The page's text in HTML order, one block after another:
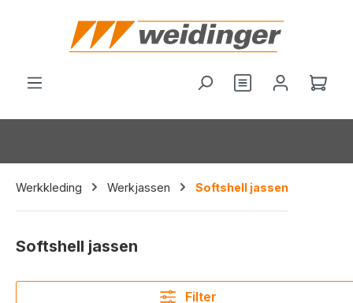
Je hebt 0 items
Werkkleding Werkjassen Softshell jassen
Softshell jassen
Filter